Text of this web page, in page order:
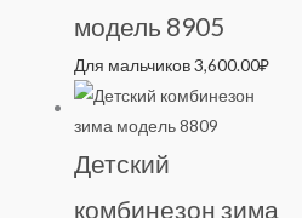
модель 8905
Для мальчиков3,600.00₽
Детский
комбинезон зима